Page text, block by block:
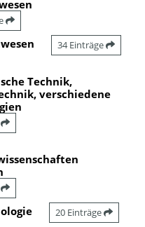
34 Einträge
Technik,
verschiedene
20 Einträge